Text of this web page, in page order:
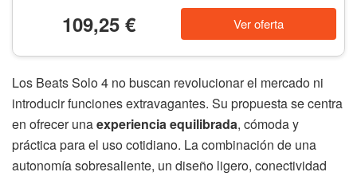
109,25 € Ver oferta
Los Beats Solo 4 no buscan revolucionar el mercado ni
introducir funciones extravagantes. Su propuesta se centra
en ofrecer unaexperiencia equilibrada, cómoda y
práctica para el uso cotidiano. La combinación de una
autonomía sobresaliente, un diseño ligero, conectividad